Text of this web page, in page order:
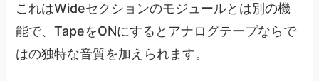
これはWideセクションのモジュールとは別の機
能で、TapeをONにするとアナログテープならで
はの独特な音質を加えられます。